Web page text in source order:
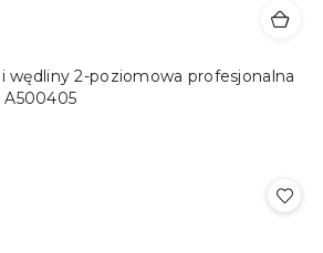
wędliny 2-poziomowa profesjonalna